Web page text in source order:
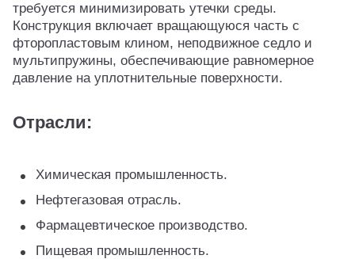
требуется минимизировать утечки среды.
Конструкция включает вращающуюся часть с
фторопластовым клином, неподвижное седло и
мультипружины, обеспечивающие равномерное
давление на уплотнительные поверхности.
Отрасли:
Химическая промышленность.
Нефтегазовая отрасль.
Фармацевтическое производство.
Пищевая промышленность.